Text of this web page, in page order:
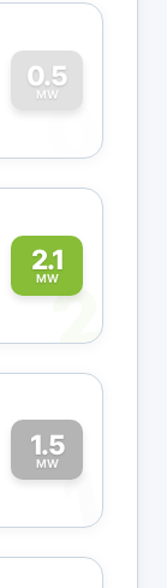
0.5
MW
0
2.1
MW
2
1.5
MW1